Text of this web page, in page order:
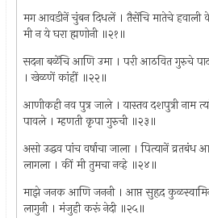
मग आवडीनें चुंबन दिधलें । तैसेंचि मातेचे
मी न ये घरा ह्मणोनी ॥२१॥
सदना बळेंचि आणि उमा । परी आठवित गुरुचे
। खेळणें कांहीं ॥२२॥
आणीकही नव पुत्र जाले । यास्तव दशपुत्री नाम
पावले । म्हणती कृपा गुरुची ॥२३॥
असो उद्धव पांच वर्षाचा जाला । पित्यानें व्रतबंध
लागला । कीं मी तुमचा नव्हे ॥२४॥
माझे जनक आणि जननी । आप्त सुहृद
लागुनी । मंजुही करूं नेदी ॥२५॥